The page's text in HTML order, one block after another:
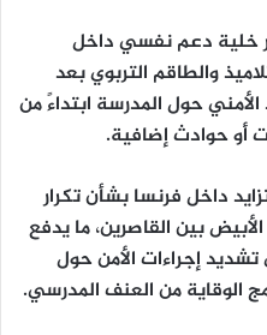
خلية دعم نفسي داخل
والطاقم التربوي بعد
حول المدرسة ابتداءً من
أو حوادث إضافية.
داخل فرنسا بشأن تكرار
بين القاصرين، ما يدفع
إجراءات الأمن حول
الوقاية من العنف المدرسي.